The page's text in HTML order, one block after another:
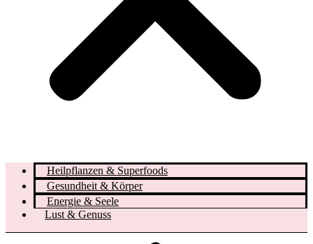
Heilpflanzen & Superfoods
Gesundheit & Körper
Energie & Seele
Lust & Genuss